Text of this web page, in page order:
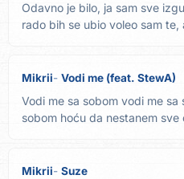
Odavno je bilo, ja sam sve
rado bih se ubio voleo sam
Mikrii Vodi me (feat. StewA)
Vodi me sa sobom vodi me sa
sobom hoću da nestanem
Mikrii Suze